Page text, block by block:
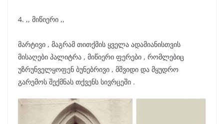
4. ,, მიწიერი ,,
მარტივი , მაგრამ თითქმის ყველა ადამიანისთვის
მისაღები პალიტრა , მიწიერი ფერები , რომლებიც
უზრუნველყოფენ ბუნებრივი , მშვიდი და მყუდრო
გარემოს შექმნას თქვენს სივრცეში .